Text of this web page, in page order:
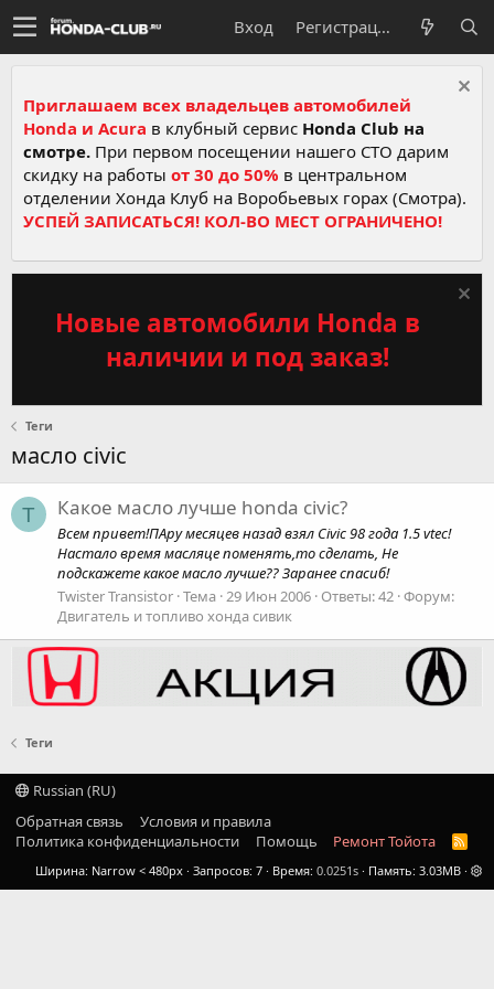
Вход Регистрация
Приглашаем всех владельцев автомобилей
Honda и Acura в клубный сервис Honda Club на
смотре. При первом посещении нашего СТО дарим
скидку на работы от 30 до 50% в центральном
отделении Хонда Клуб на Воробьевых горах (Смотра).
УСПЕЙ ЗАПИСАТЬСЯ! КОЛ-ВО МЕСТ ОГРАНИЧЕНО!
Новые автомобили Honda в
наличии и под заказ!
Теги
масло civic
T Какое масло лучше honda civic?
Всем привет!ПАру месяцев назад взял Civic 98 года 1.5 vtec!
Настало время масляце поменять,то сделать, Не
подскажете какое масло лучше?? Заранее спасиб!
Twister Transistor Тема 29 Июн 2006 Ответы: 42 Форум:
Двигатель и топливо хонда сивик
Теги
Russian (RU)
Обратная связь
Условия и правила
Политика конфиденциальности
Помощь Ремонт Тойота
R
S
S
Ширина Запросов 7 Время 0.0251s Память 3.03MB